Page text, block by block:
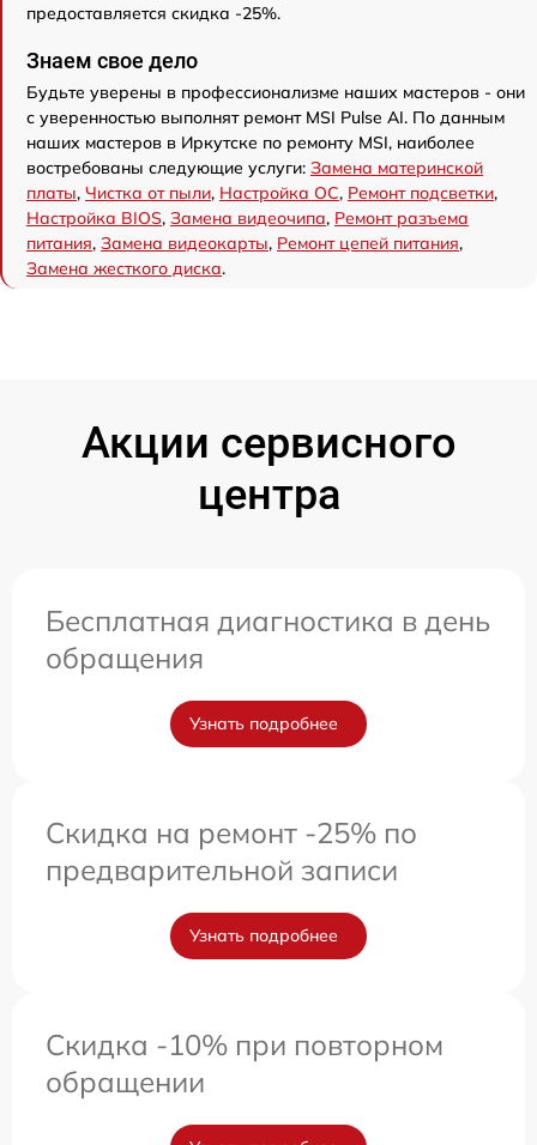
предоставляется скидка -25%.
Знаем свое дело
Будьте уверены в профессионализме наших мастеров - они
с уверенностью выполнят ремонт MSI Pulse AI. По данным
наших мастеров в Иркутске по ремонту MSI, наиболее
востребованы следующие услуги: Замена материнской
платы, Чистка от пыли, Настройка ОС, Ремонт подсветки,
Настройка BIOS, Замена видеочипа, Ремонт разъема
питания, Замена видеокарты, Ремонт цепей питания,
Замена жесткого диска.
Акции сервисного
центра
Бесплатная диагностика в день
обращения
Узнать подробнее
Скидка на ремонт -25% по
предварительной записи
Узнать подробнее
Скидка -10% при повторном
обращении